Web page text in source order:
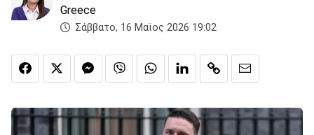
Greece
Σάββατο, 16 Μαϊος 2026 19:02